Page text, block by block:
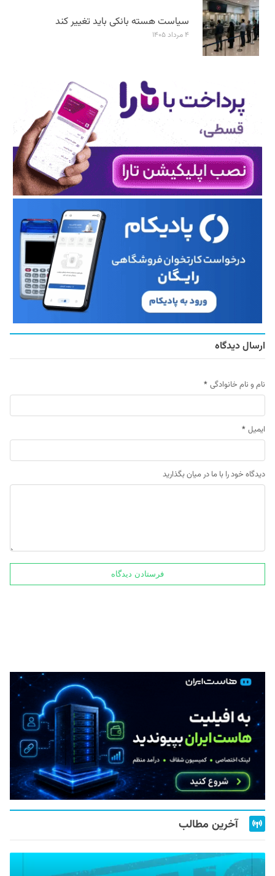
سیاست هسته بانکی باید تغییر کند
۴ مرداد ۱۴۰۵
ارسال دیدگاه
نام و نام خانوادگی *
ایمیل *
دیدگاه خود را با ما در میان بگذارید
آخرین مطالب